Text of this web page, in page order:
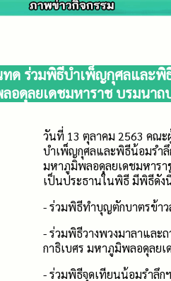
ร่วมพิธีบำเพ็ญกุศลและพิ
อดุลยเดชมหาราช บรมนา
วันที่ 13 ตุลาคม 2563 คณ
บำเพ็ญกุศลและพิธีน้อมรำลึ
มหาภูมิพลอดุลยเดชมหาร
เป็นประธานในพิธี มีพิธีดัง
- ร่วมพิธีทำบุญตักบาตรข้าว
- ร่วมพิธีวางพวงมาลาและ
กาธิเบศร มหาภูมิพลอดุลย
- ร่วมพิธีจุดเทียนน้อมรำลึกฯ